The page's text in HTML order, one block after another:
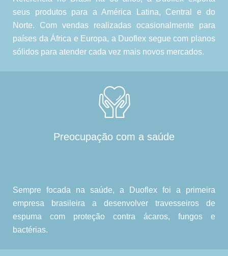
seus produtos para a América Latina, Central e do
Norte. Com vendas realizadas ocasionalmente para
países da África e Europa, a Duoflex segue com planos
sólidos para atender cada vez mais novos mercados.
Preocupação com a saúde
Sempre focada na saúde, a Duoflex foi a primeira
empresa brasileira a desenvolver travesseiros de
espuma com proteção contra ácaros, fungos e
bactérias.